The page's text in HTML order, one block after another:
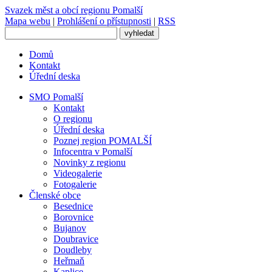
Svazek měst a obcí regionu Pomalší
Mapa webu | Prohlášení o přístupnosti | RSS
Domů
Kontakt
Úřední deska
SMO Pomalší
Kontakt
O regionu
Úřední deska
Poznej region POMALŠÍ
Infocentra v Pomalší
Novinky z regionu
Videogalerie
Fotogalerie
Členské obce
Besednice
Borovnice
Bujanov
Doubravice
Doudleby
Heřmaň